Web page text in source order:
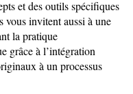
et des outils spécifiques
vous invitent aussi à une
la pratique
grâce à l’intégration
à un processus